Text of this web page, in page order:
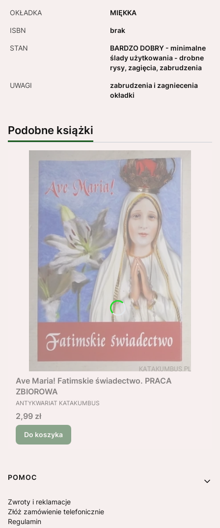
OKŁADKA MIĘKKA
ISBN brak
STAN
BARDZO DOBRY - minimalne
ślady użytkowania - drobne
rysy, zagięcia, zabrudzenia
UWAGI
zabrudzenia i zagniecenia
okładki
Podobne książki
Ave Maria! Fatimskie świadectwo. PRACA
ZBIOROWA
PRODUCENT
ANTYKWARIAT KATAKUMBUS
Cena
2,99 zł
Do koszyka
Linki w stopce
POMOC
Zwroty i reklamacje
Złóż zamówienie telefonicznie
Regulamin